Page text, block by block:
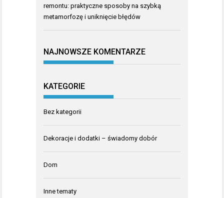
remontu: praktyczne sposoby na szybką
metamorfozę i uniknięcie błędów
NAJNOWSZE KOMENTARZE
KATEGORIE
Bez kategorii
Dekoracje i dodatki – świadomy dobór
Dom
Inne tematy